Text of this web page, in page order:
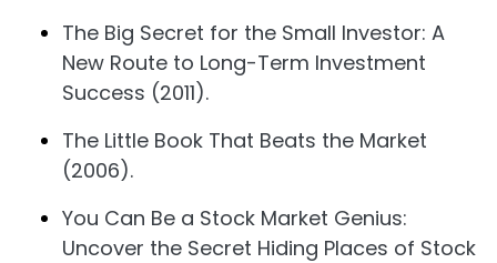
The Big Secret for the Small Investor: A
New Route to Long-Term Investment
Success (2011).
The Little Book That Beats the Market
(2006).
You Can Be a Stock Market Genius:
Uncover the Secret Hiding Places of Stock